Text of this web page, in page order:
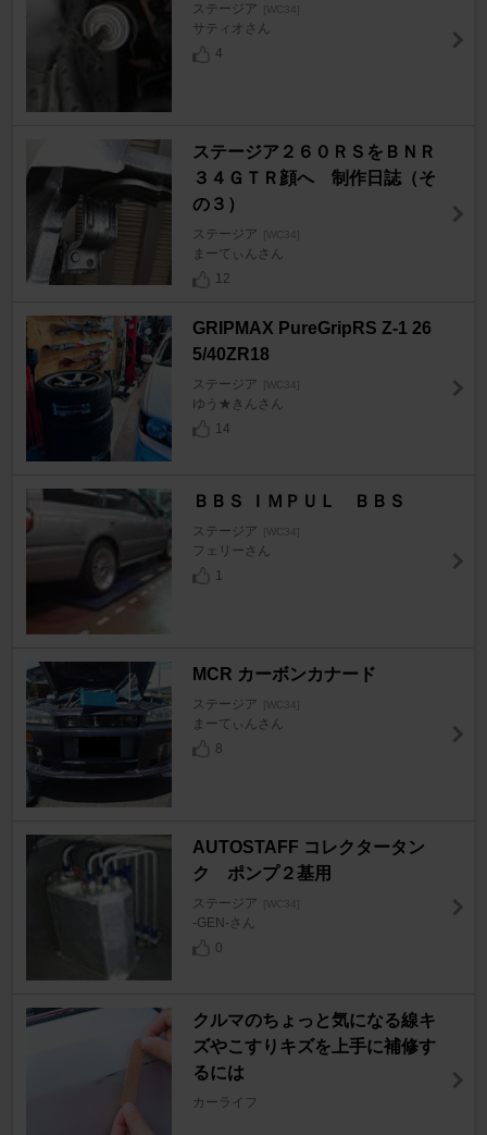
ステージア [WC34]
サティオさん
4
ステージア２６０ＲＳをＢＮＲ
３４ＧＴＲ顔へ 制作日誌（そ
の３）
ステージア [WC34]
まーてぃんさん
12
GRIPMAX PureGripRS Z-1 26
5/40ZR18
ステージア [WC34]
ゆう★きんさん
14
ＢＢＳ ＩＭＰＵＬ ＢＢＳ
ステージア [WC34]
フェリーさん
1
MCR カーボンカナード
ステージア [WC34]
まーてぃんさん
8
AUTOSTAFF コレクタータン
ク ポンプ２基用
ステージア [WC34]
-GEN-さん
0
クルマのちょっと気になる線キ
ズやこすりキズを上手に補修す
るには
カーライフ